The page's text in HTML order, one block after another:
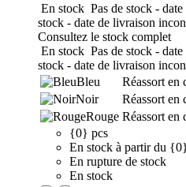
En stock Pas de stock -
stock - date de livraison
Consultez le stock complet
En stock Pas de stock -
stock - date de livraison
Bleu
Réassort en
Noir
Réassort en
Rouge Réassort en
{0} pcs
En stock à partir du
En rupture de stock
En stock